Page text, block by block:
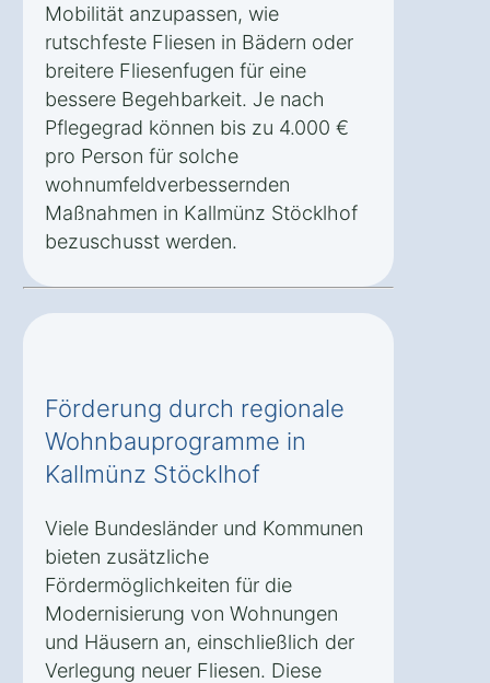
Mobilität anzupassen, wie
rutschfeste Fliesen in Bädern oder
breitere Fliesenfugen für eine
bessere Begehbarkeit. Je nach
Pflegegrad können bis zu 4.000 €
pro Person für solche
wohnumfeldverbessernden
Maßnahmen in Kallmünz Stöcklhof
bezuschusst werden.
Förderung durch regionale
Wohnbauprogramme in
Kallmünz Stöcklhof
Viele Bundesländer und Kommunen
bieten zusätzliche
Fördermöglichkeiten für die
Modernisierung von Wohnungen
und Häusern an, einschließlich der
Verlegung neuer Fliesen. Diese